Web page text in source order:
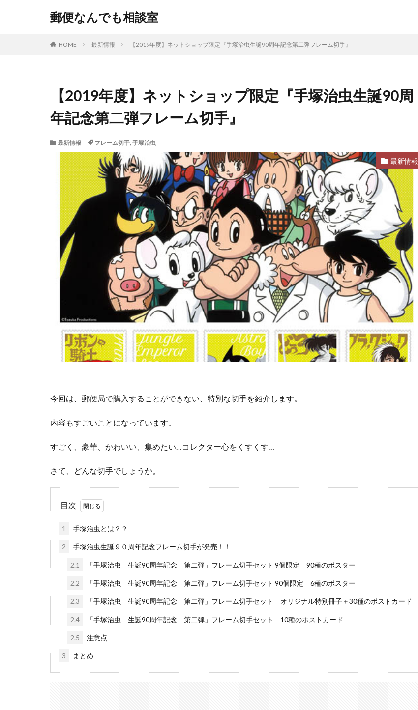
郵便なんでも相談室
HOME 最新情報 【2019年度】ネットショップ限定『手塚治虫生誕90周年記念第二弾フレーム切手』
【2019年度】ネットショップ限定『手塚治虫生誕90周
年記念第二弾フレーム切手』
最新情報 フレーム切手, 手塚治虫
最新情報
今回は、郵便局で購入することができない、特別な切手を紹介します。
内容もすごいことになっています。
すごく、豪華、かわいい、集めたい…コレクター心をくすくす…
さて、どんな切手でしょうか。
目次
1 手塚治虫とは？？
2 手塚治虫生誕９０周年記念フレーム切手が発売！！
2.1 「手塚治虫 生誕90周年記念 第二弾」フレーム切手セット 9個限定 90種のポスター
2.2 「手塚治虫 生誕90周年記念 第二弾」フレーム切手セット 90個限定 6種のポスター
2.3 「手塚治虫 生誕90周年記念 第二弾」フレーム切手セット オリジナル特別冊子＋30種のポストカード
2.4 「手塚治虫 生誕90周年記念 第二弾」フレーム切手セット 10種のポストカード
2.5 注意点
3 まとめ